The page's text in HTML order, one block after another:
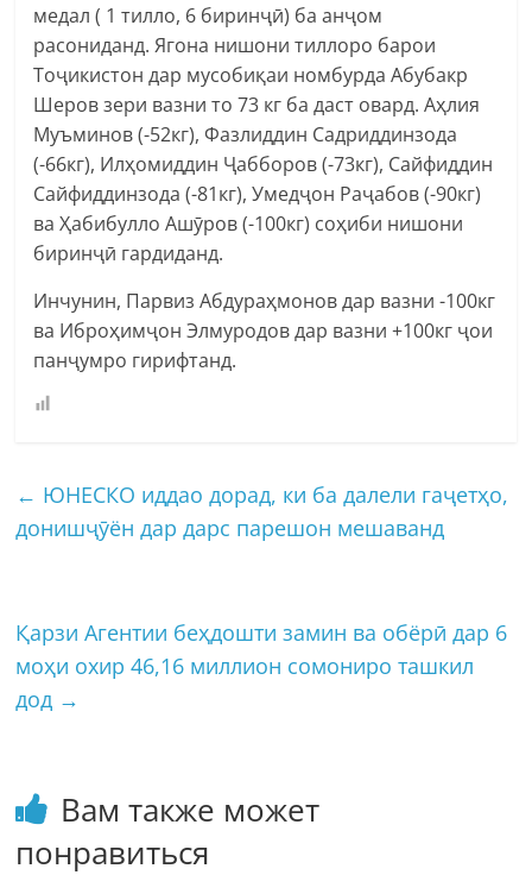
медал ( 1 тилло, 6 биринҷӣ) ба анҷом
расониданд. Ягона нишони тиллоро барои
Тоҷикистон дар мусобиқаи номбурда Абубакр
Шеров зери вазни то 73 кг ба даст овард. Аҳлия
Муъминов (-52кг), Фазлиддин Садриддинзода
(-66кг), Илҳомиддин Ҷабборов (-73кг), Сайфиддин
Сайфиддинзода (-81кг), Умедҷон Раҷабов (-90кг)
ва Ҳабибулло Ашӯров (-100кг) соҳиби нишони
биринҷӣ гардиданд.
Инчунин, Парвиз Абдураҳмонов дар вазни -100кг
ва Иброҳимҷон Элмуродов дар вазни +100кг ҷои
панҷумро гирифтанд.
← ЮНЕСКО иддао дорад, ки ба далели гаҷетҳо,
донишҷӯён дар дарс парешон мешаванд
Қарзи Агентии беҳдошти замин ва обëрӣ дар 6
моҳи охир 46,16 миллион сомониро ташкил
дод →
Вам также может
понравиться